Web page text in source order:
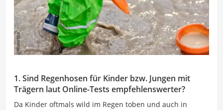
1. Sind Regenhosen für Kinder bzw. Jungen mit
Trägern laut Online-Tests empfehlenswerter?
Da Kinder oftmals wild im Regen toben und auch in